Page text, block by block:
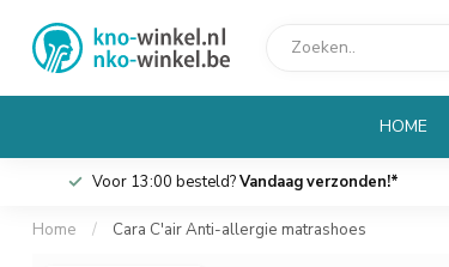
HOME
Voor 13:00 besteld?Vandaag verzonden!*
Home / Cara C'air Anti-allergie matrashoes